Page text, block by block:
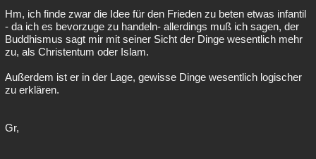
Hm, ich finde zwar die Idee für den Frieden zu beten etwas infantil
- da ich es bevorzuge zu handeln- allerdings muß ich sagen, der
Buddhismus sagt mir mit seiner Sicht der Dinge wesentlich mehr
zu, als Christentum oder Islam.
Außerdem ist er in der Lage, gewisse Dinge wesentlich logischer
zu erklären.
Gr,